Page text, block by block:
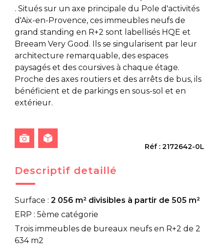
. Situés sur un axe principale du Pole d'activités
d'Aix-en-Provence, ces immeubles neufs de
grand standing en R+2 sont labellisés HQE et
Breeam Very Good. Ils se singularisent par leur
architecture remarquable, des espaces
paysagés et des coursives à chaque étage.
Proche des axes routiers et des arrêts de bus, ils
bénéficient et de parkings en sous-sol et en
extérieur.
Réf : 2172642-0L
Descriptif detaillé
Surface : 2 056 m² divisibles à partir de 505 m²
ERP : 5ème catégorie
Trois immeubles de bureaux neufs en R+2 de 2
634 m2